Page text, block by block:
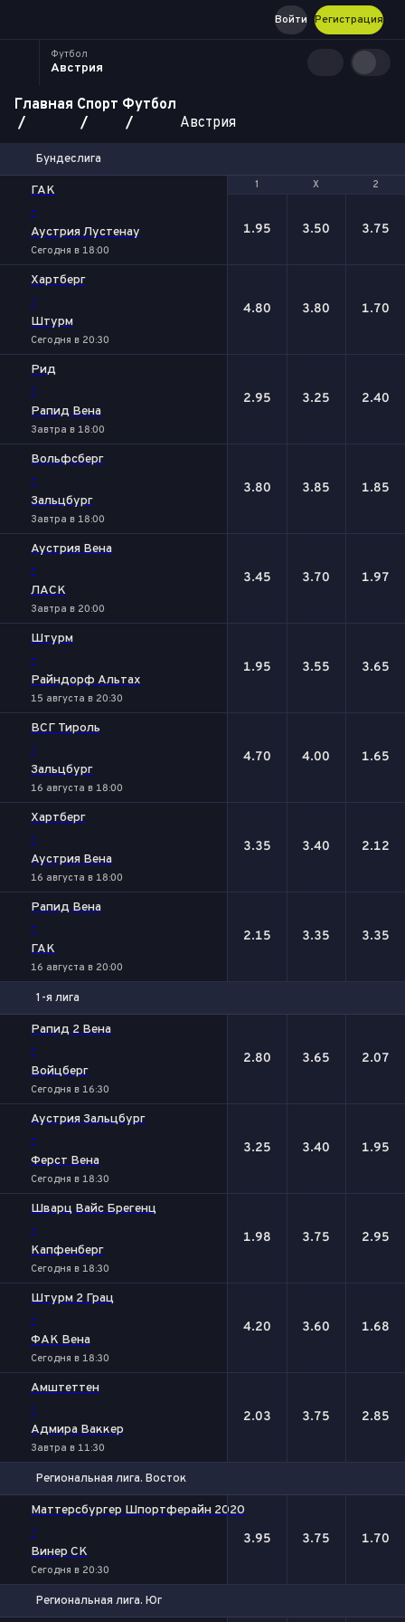
Регистрация
Войти
Футбол
Австрия
Главная Спорт Футбол
Австрия
Бундеслига
1 Х 2
ГАК
-
Аустрия Лустенау
Сегодня в 18:00
1 Х 2
1.95 3.50 3.75
Хартберг
-
Штурм
Сегодня в 20:30
4.80 3.80 1.70
Рид
-
Рапид Вена
Завтра в 18:00
2.95 3.25 2.40
Вольфсберг
-
Зальцбург
Завтра в 18:00
3.80 3.85 1.85
Аустрия Вена
-
ЛАСК
Завтра в 20:00
3.45 3.70 1.97
Штурм
-
Райндорф Альтах
15 августа в 20:30
1.95 3.55 3.65
ВСГ Тироль
-
Зальцбург
16 августа в 18:00
4.70 4.00 1.65
Хартберг
-
Аустрия Вена
16 августа в 18:00
3.35 3.40 2.12
Рапид Вена
-
ГАК
16 августа в 20:00
2.15 3.35 3.35
1-я лига
Рапид 2 Вена
-
Войцберг
Сегодня в 16:30
2.80 3.65 2.07
Аустрия Зальцбург
-
Ферст Вена
Сегодня в 18:30
3.25 3.40 1.95
Шварц Вайс Брегенц
-
Капфенберг
Сегодня в 18:30
1.98 3.75 2.95
Штурм 2 Грац
-
ФАК Вена
Сегодня в 18:30
4.20 3.60 1.68
Амштеттен
-
Адмира Ваккер
Завтра в 11:30
2.03 3.75 2.85
Региональная лига. Восток
Маттерсбургер Шпортферайн 2020
-
Винер СК
Сегодня в 20:30
3.95 3.75 1.70
Региональная лига. Юг